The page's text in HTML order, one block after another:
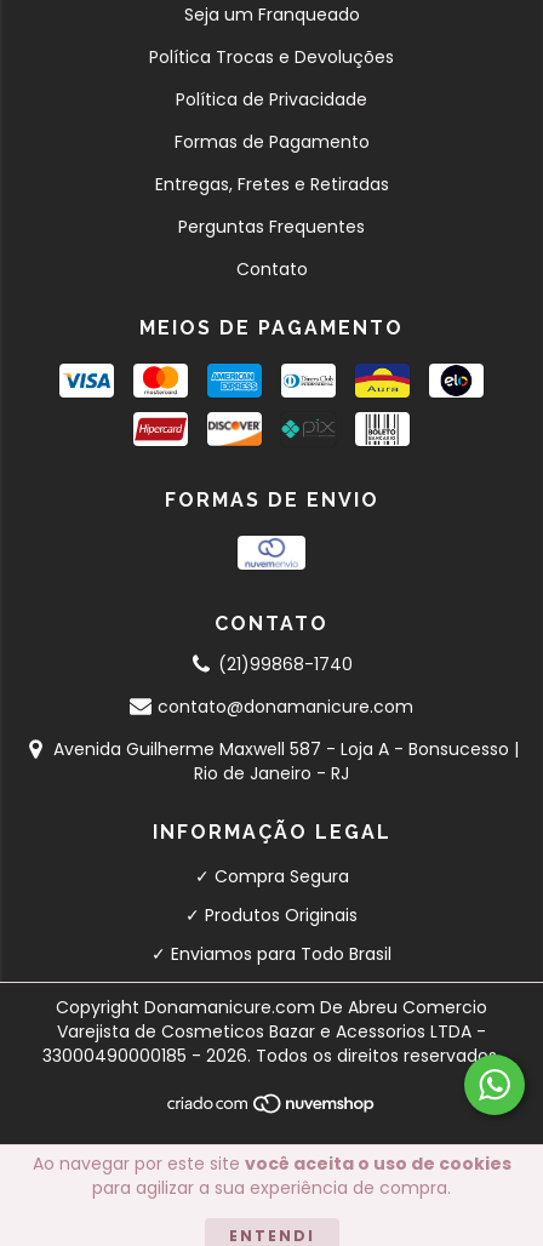
Ao navegar por este site você aceita o uso de cookies
para agilizar a sua experiência de compra.
ENTENDI
Seja um Franqueado
Política Trocas e Devoluções
Política de Privacidade
Formas de Pagamento
Entregas, Fretes e Retiradas
Perguntas Frequentes
Contato
MEIOS DE PAGAMENTO
FORMAS DE ENVIO
CONTATO
(21)99868-1740
contato@donamanicure.com
Avenida Guilherme Maxwell 587 - Loja A - Bonsucesso |
Rio de Janeiro - RJ
INFORMAÇÃO LEGAL
✓ Compra Segura
✓ Produtos Originais
✓ Enviamos para Todo Brasil
Copyright Donamanicure.com De Abreu Comercio
Varejista de Cosmeticos Bazar e Acessorios LTDA -
33000490000185 - 2026. Todos os direitos reservados.